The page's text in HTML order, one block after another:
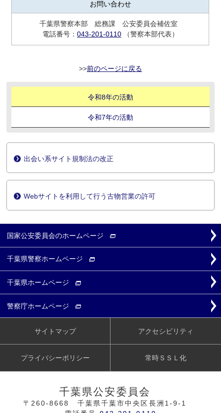
お問い合わせ
千葉県警察本部 総務課 公安委員会補佐室
電話番号： 043-201-0110（警察本部代表）
前のページに戻る
令和8年の活動
令和7年の活動
出会い系サイト規制法の改正
Webサイトを利用して行う古物営業の許可
国家公安委員会のホームページ
千葉県警察ホームページ
千葉県ホームページ
警察庁ホームページ
サイトマップ アクセシビリティ
プライバシーポリシー 常時ＳＳＬ化
千葉県公安委員会
〒260-8668 千葉県千葉市中央区長洲1-9-1